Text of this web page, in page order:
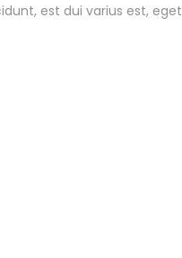
est dui varius est, eget